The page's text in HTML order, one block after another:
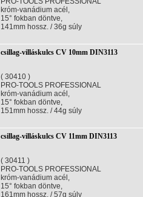
króm-vanádium acél,
15° fokban döntve,
141mm hossz. / 36g súly
csillag-villáskulcs CV 10mm DIN3113
( 30410 )
PRO-TOOLS PROFESSIONAL
króm-vanádium acél,
15° fokban döntve,
151mm hossz. / 44g súly
csillag-villáskulcs CV 11mm DIN3113
( 30411 )
PRO-TOOLS PROFESSIONAL
króm-vanádium acél,
15° fokban döntve,
161mm hossz. / 57g súly